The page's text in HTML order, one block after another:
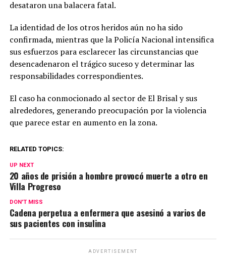
desataron una balacera fatal.
La identidad de los otros heridos aún no ha sido
confirmada, mientras que la Policía Nacional intensifica
sus esfuerzos para esclarecer las circunstancias que
desencadenaron el trágico suceso y determinar las
responsabilidades correspondientes.
El caso ha conmocionado al sector de El Brisal y sus
alrededores, generando preocupación por la violencia
que parece estar en aumento en la zona.
RELATED TOPICS:
UP NEXT
20 años de prisión a hombre provocó muerte a otro en
Villa Progreso
DON'T MISS
Cadena perpetua a enfermera que asesinó a varios de
sus pacientes con insulina
ADVERTISEMENT